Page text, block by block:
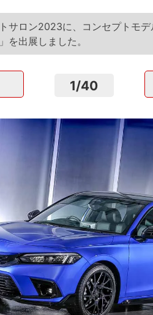
サロン2023に、コンセプトモ
を出展しました。
1/40